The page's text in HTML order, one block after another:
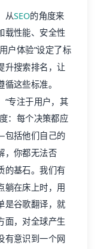
从SEO的角度来
载性能、安全性
户体验”设定了标
升搜索排名，让
这些标准。
“专注于用户，其
：每个决策都应
括他们自己的
，你都无法否
的基石。我们有
躺在床上时，用
是谷歌翻译，就
面，对全球产生
意识到一个网